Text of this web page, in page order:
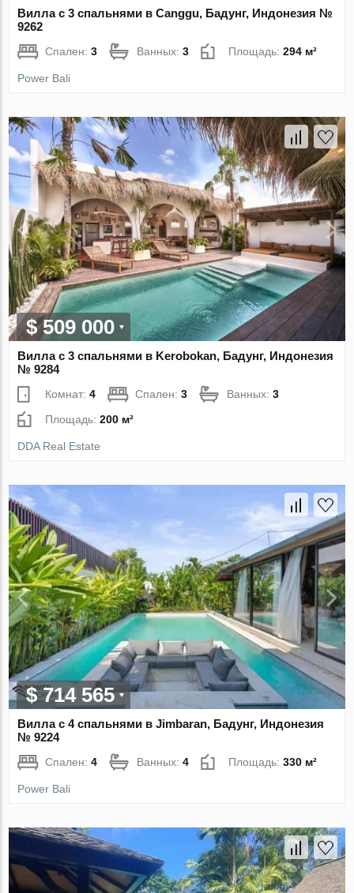
Вилла с 3 спальнями в Canggu, Бадунг, Индонезия №
9262
Спален:3 Ванных:3 Площадь:294 м²
Power Bali
$ 509 000
Вилла с 3 спальнями в Kerobokan, Бадунг, Индонезия
№ 9284
Комнат:4 Спален:3 Ванных:3
Площадь:200 м²
DDA Real Estate
$ 714 565
Вилла с 4 спальнями в Jimbaran, Бадунг, Индонезия
№ 9224
Спален:4 Ванных:4 Площадь:330 м²
Power Bali